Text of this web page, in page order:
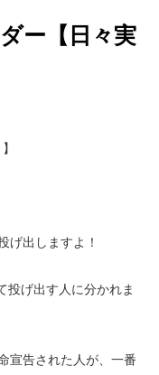
ー【日々実
げ出しますよ！
投げ出す人に分かれま
宣告された人が、一番